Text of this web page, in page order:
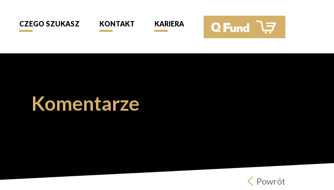
CZEGO SZUKASZ KONTAKT KARIERA
Komentarze
Powrót